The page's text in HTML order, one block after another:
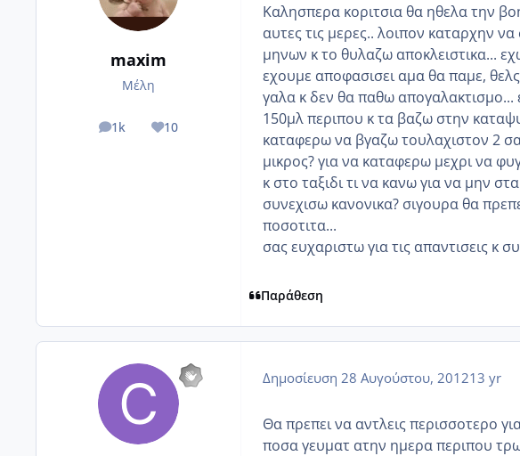
maxim
Μέλη
1k
posts 10
Reputation
Καλησπερα κοριτσια θα ηθελα την
αυτες τις μερες.. λοιπον καταρχην
μηνων κ το θυλαζω αποκλειστικα...
εχουμε αποφασισει αμα θα παμε,
γαλα κ δεν θα παθω
150μλ περιπου κ τα βαζω στην
καταφερω να βγαζω τουλαχιστον 2
μικρος? για να καταφερω μεχρι να
κ στο ταξιδι τι να κανω για να μην
συνεχισω κανονικα? σιγουρα θα
ποσοτιτα...
σας ευχαριστω για τις απαντισεις κ
Παράθεση
Δημοσίευση 28 Αυγούστου, 201213 yr
Θα πρεπει να αντλεις περισσοτερο
ποσα γευματ ατην ημερα περιπου